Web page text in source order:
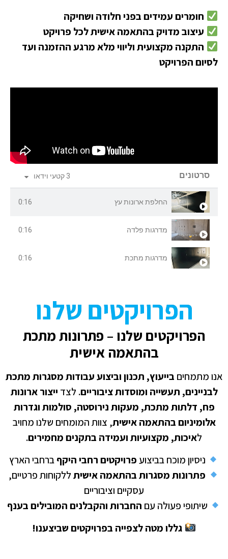
חומרים עמידים בפני חלודה ושחיקה
עיצוב מדויק בהתאמה אישית לכל פרויקט
התקנה מקצועית וליווי מלא מרגע ההזמנה ועד
הפרויקט
סרטונים
החלפת ארונות עץ
מדרגות פלדה
מדרגות מתכת
הפרויקטים שלנו
הפרויקטים שלנו – פתרונות מתכת
בהתאמה אישית
מתמחיםבייעוץ, תכנון וביצוע עבודות מסגרות מתכת
תעשייה ומוסדות ציבוריים. לצדייצור ארונות
פח, דלתות מתכת, מעקות נירוסטה, סולמות וגדרות
בהתאמה אישית, צוות המומחים שלנו מחויב
איכות, מקצועיות ועמידה בתקנים מחמירים.
ניסיון מוכח בביצועפרויקטים רחבי היקףברחבי הארץ
פתרונות מסגרות בהתאמה אישיתללקוחות פרטיים,
עסקיים וציבוריים
שיתופי פעולה עם החברות והקבלנים המובילים בענף
גללו מטה לצפייה בפרויקטים שביצענו!